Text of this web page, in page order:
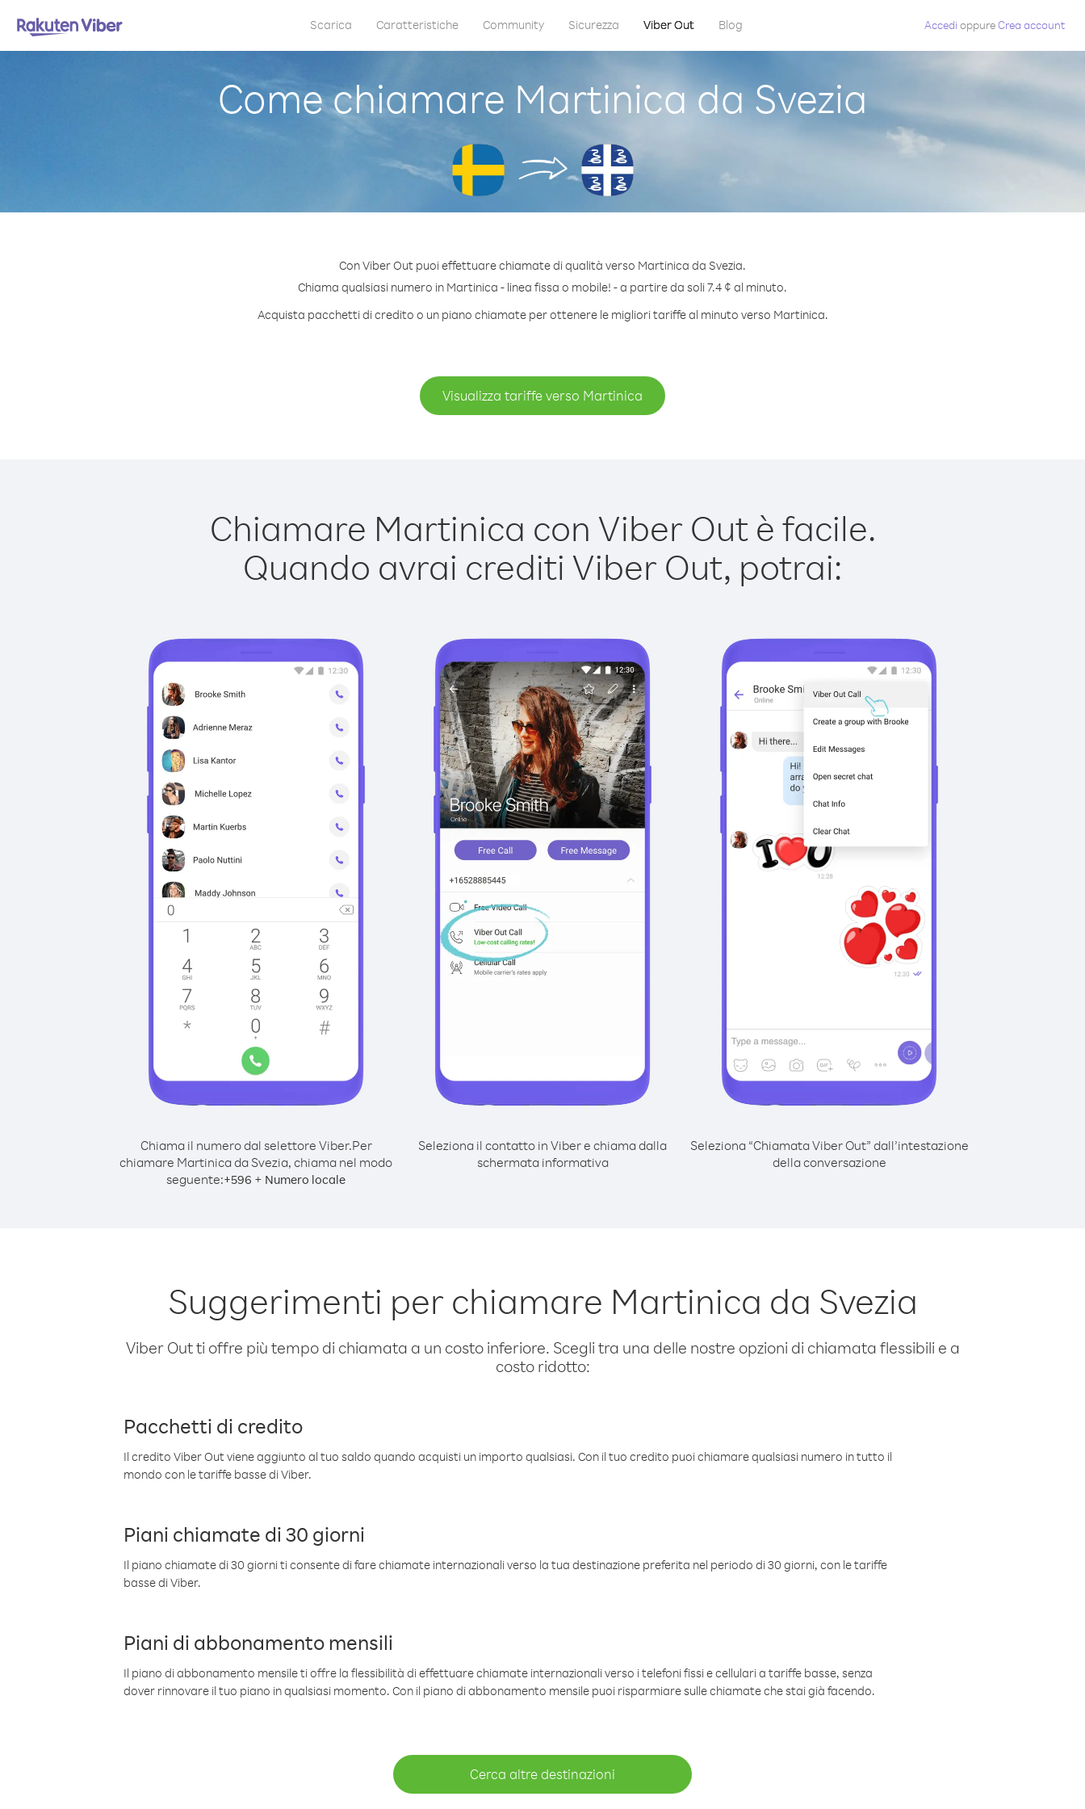
Scarica Caratteristiche Community Sicurezza Viber Out Blog Accedi oppureCrea account
Come chiamare Martinica da Svezia
Con Viber Out puoi effettuare chiamate di qualità verso Martinica da Svezia.
Chiama qualsiasi numero in Martinica - linea fissa o mobile! - a partire da soli 7.4 ¢ al minuto.
Acquista pacchetti di credito o un piano chiamate per ottenere le migliori tariffe al minuto verso Martinica.
Visualizza tariffe verso Martinica
Chiamare Martinica con Viber Out è facile.
Quando avrai crediti Viber Out, potrai:
Chiama il numero dal selettore Viber.Per
chiamare Martinica da Svezia, chiama nel modo
seguente:+596 + Numero locale
Seleziona il contatto in Viber e chiama dalla
schermata informativa
Seleziona “Chiamata Viber Out” dall’intestazione
della conversazione
Suggerimenti per chiamare Martinica da Svezia
Viber Out ti offre più tempo di chiamata a un costo inferiore. Scegli tra una delle nostre opzioni di chiamata flessibili e a
costo ridotto:
Pacchetti di credito
Il credito Viber Out viene aggiunto al tuo saldo quando acquisti un importo qualsiasi. Con il tuo credito puoi chiamare qualsiasi numero in tutto il
mondo con le tariffe basse di Viber.
Piani chiamate di 30 giorni
Il piano chiamate di 30 giorni ti consente di fare chiamate internazionali verso la tua destinazione preferita nel periodo di 30 giorni, con le tariffe
basse di Viber.
Piani di abbonamento mensili
Il piano di abbonamento mensile ti offre la flessibilità di effettuare chiamate internazionali verso i telefoni fissi e cellulari a tariffe basse, senza
dover rinnovare il tuo piano in qualsiasi momento. Con il piano di abbonamento mensile puoi risparmiare sulle chiamate che stai già facendo.
Cerca altre destinazioni